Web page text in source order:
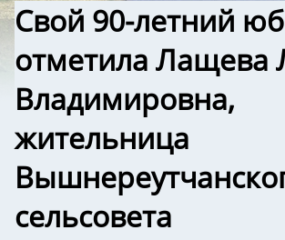
Свой 90-летний
отметила Лащева
Владимировна,
жительница
сельсовета